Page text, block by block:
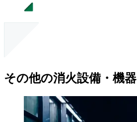
その他の消火設備・機器